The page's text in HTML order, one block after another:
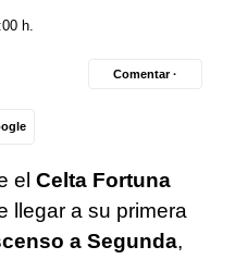
h.
Comentar ·
el Celta Fortuna
llegar a su primera
a Segunda,